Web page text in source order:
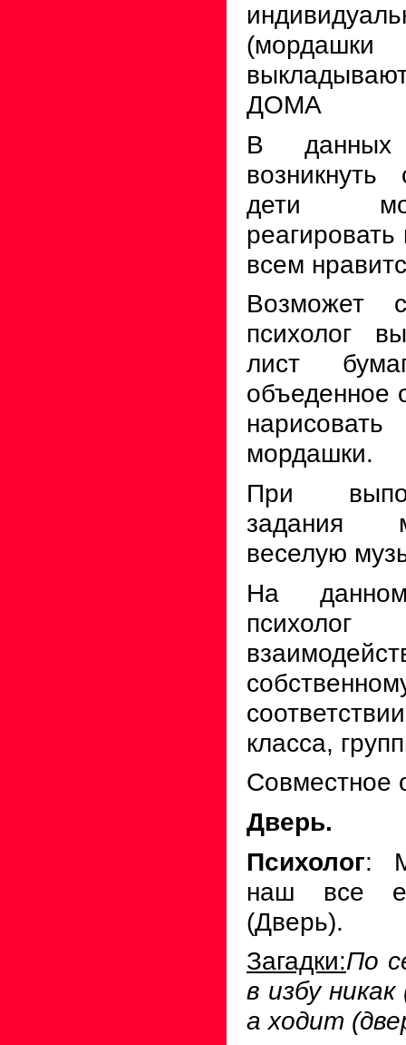
ДОМА
В данных
возникнуть
дети
всем
Возможет
психолог
лист
объеденное
мордашки.
При
задания
веселую
На
класса,
Совместное
Дверь.
Психолог:
наш все
(Дверь).
Загадки:По
в избу
а ходит